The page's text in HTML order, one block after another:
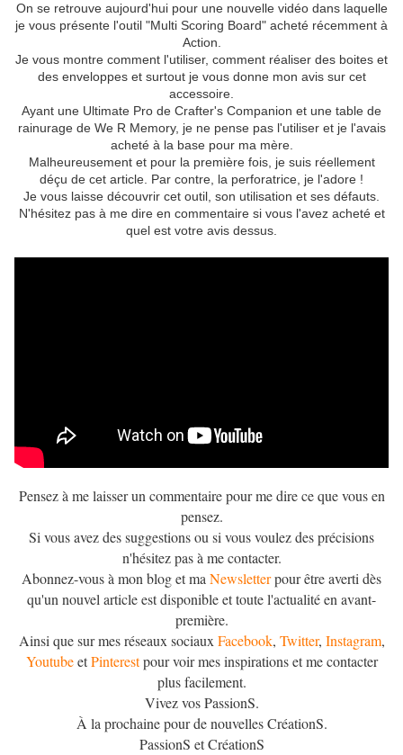
On se retrouve aujourd'hui pour une nouvelle vidéo dans laquelle
je vous présente l'outil "Multi Scoring Board" acheté récemment à
Action.
Je vous montre comment l'utiliser, comment réaliser des boites et
des enveloppes et surtout je vous donne mon avis sur cet
accessoire.
Ayant une Ultimate Pro de Crafter's Companion et une table de
rainurage de We R Memory, je ne pense pas l'utiliser et je l'avais
acheté à la base pour ma mère.
Malheureusement et pour la première fois, je suis réellement
déçu de cet article. Par contre, la perforatrice, je l'adore !
Je vous laisse découvrir cet outil, son utilisation et ses défauts.
N'hésitez pas à me dire en commentaire si vous l'avez acheté et
quel est votre avis dessus.
Pensez à me laisser un commentaire pour me dire ce que vous en
pensez.
Si vous avez des suggestions ou si vous voulez des précisions
n'hésitez pas à me contacter.
Abonnez-vous à mon blog et ma Newsletterpour être averti dès
qu'un nouvel article est disponible et toute l'actualité en avant-
première.
Ainsi que sur mes réseaux sociaux Facebook, Twitter, Instagram,
YoutubeetPinterestpour voir mes inspirations et me contacter
plus facilement.
Vivez vos PassionS.
À la prochaine pour de nouvelles CréationS.
PassionS et CréationS